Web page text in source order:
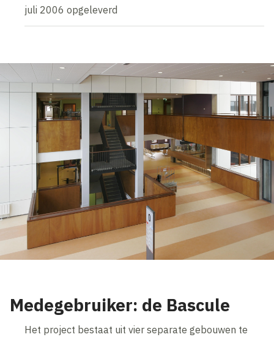
juli 2006 opgeleverd
Medegebruiker: de Bascule
Het project bestaat uit vier separate gebouwen te